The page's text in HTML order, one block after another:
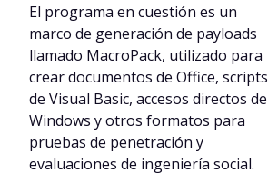
El programa en cuestión es un
marco de generación de payloads
llamado MacroPack, utilizado para
crear documentos de Office, scripts
de Visual Basic, accesos directos de
Windows y otros formatos para
pruebas de penetración y
evaluaciones de ingeniería social.